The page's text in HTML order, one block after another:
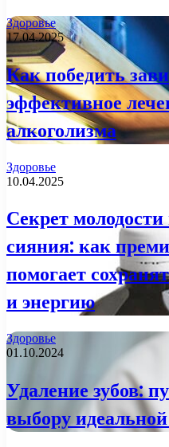
Здоровье
17.04.2025
Как победить
эффективное
алкоголизма
Здоровье
10.04.2025
Секрет
сияния: как
помогает
и энергию
Здоровье
01.10.2024
Удаление зубов:
выбору